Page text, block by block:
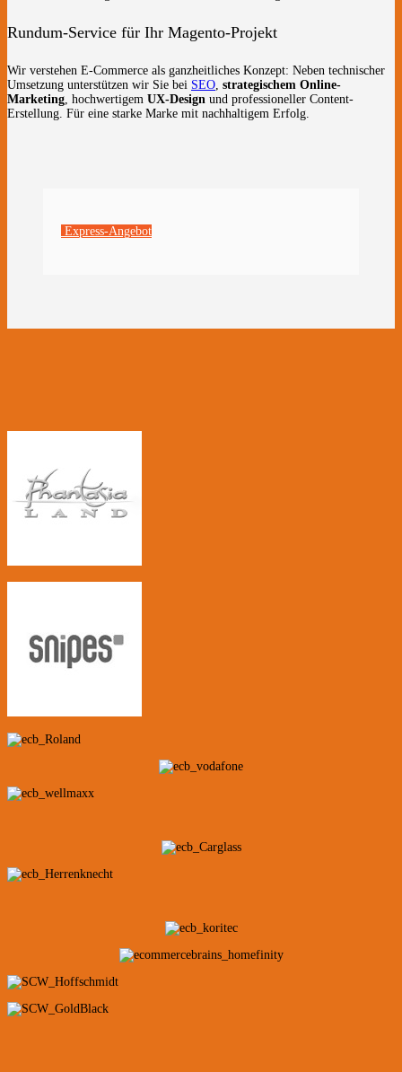
Rundum-Service für Ihr Magento-Projekt
Wir verstehen E-Commerce als ganzheitliches Konzept: Neben technischer
Umsetzung unterstützen wir Sie bei SEO, strategischem Online-
Marketing, hochwertigem UX-Design und professioneller Content-
Erstellung. Für eine starke Marke mit nachhaltigem Erfolg.
Express-Angebot